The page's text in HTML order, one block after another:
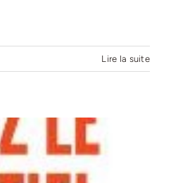
Lire la suite